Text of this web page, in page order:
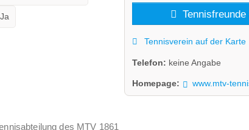
Ja
des MTV 1861
Tennisverein auf der Karte
Telefon: keine Angabe
Homepage: www.mtv-